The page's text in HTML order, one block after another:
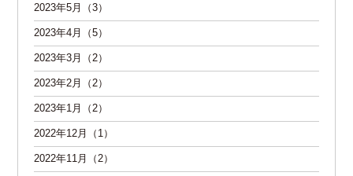
2023年5月（3）
2023年4月（5）
2023年3月（2）
2023年2月（2）
2023年1月（2）
2022年12月（1）
2022年11月（2）